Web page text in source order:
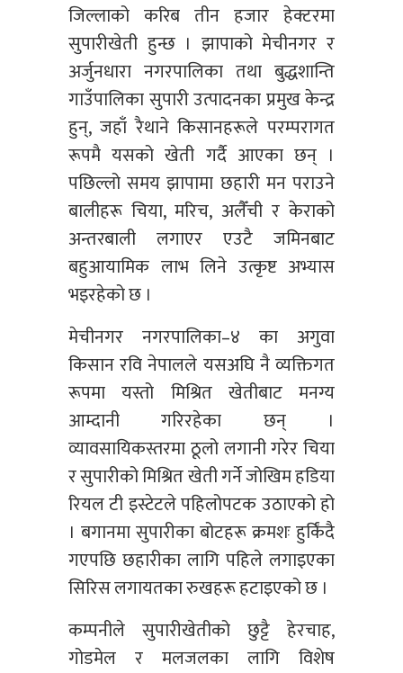
जिल्लाको करिब तीन हजार हेक्टरमा
सुपारीखेती हुन्छ । झापाको मेचीनगर र
अर्जुनधारा नगरपालिका तथा बुद्धशान्ति
गाउँपालिका सुपारी उत्पादनका प्रमुख केन्द्र
हुन्, जहाँ रैथाने किसानहरूले परम्परागत
रूपमै यसको खेती गर्दै आएका छन् ।
पछिल्लो समय झापामा छहारी मन पराउने
बालीहरू चिया, मरिच, अलैँची र केराको
अन्तरबाली लगाएर एउटै जमिनबाट
बहुआयामिक लाभ लिने उत्कृष्ट अभ्यास
भइरहेको छ ।
मेचीनगर नगरपालिका–४ का अगुवा
किसान रवि नेपालले यसअघि नै व्यक्तिगत
रूपमा यस्तो मिश्रित खेतीबाट मनग्य
आम्दानी गरिरहेका छन् ।
व्यावसायिकस्तरमा ठूलो लगानी गरेर चिया
र सुपारीको मिश्रित खेती गर्ने जोखिम हडिया
रियल टी इस्टेटले पहिलोपटक उठाएको हो
। बगानमा सुपारीका बोटहरू क्रमशः हुर्किंदै
गएपछि छहारीका लागि पहिले लगाइएका
सिरिस लगायतका रुखहरू हटाइएको छ ।
कम्पनीले सुपारीखेतीको छुट्टै हेरचाह,
गोडमेल र मलजलका लागि विशेष